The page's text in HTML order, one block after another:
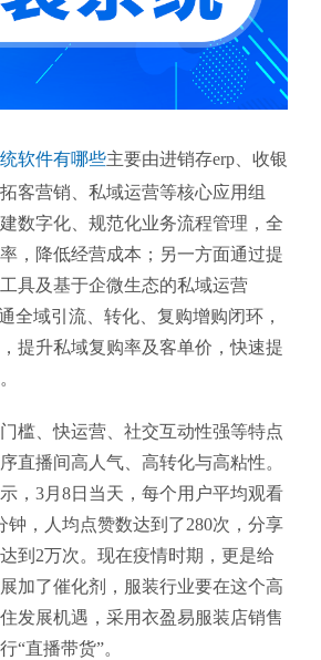
软件有哪些主要由进销存erp、收银
客营销、私域运营等核心应用组
数字化、规范化业务流程管理，全
，降低经营成本；另一方面通过提
具及基于企微生态的私域运营
全域引流、转化、复购增购闭环，
提升私域复购率及客单价，快速提
槛、快运营、社交互动性强等特点
直播间高人气、高转化与高粘性。
，3月8日当天，每个用户平均观看
钟，人均点赞数达到了280次，分享
到2万次。现在疫情时期，更是给
加了催化剂，服装行业要在这个高
发展机遇，采用衣盈易服装店销售
“直播带货”。